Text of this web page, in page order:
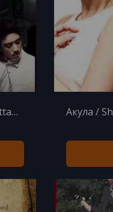
Незабываемый день / Haru: An Unforgettable Day in Korea / Day (2010) WebRip 720p Акула /